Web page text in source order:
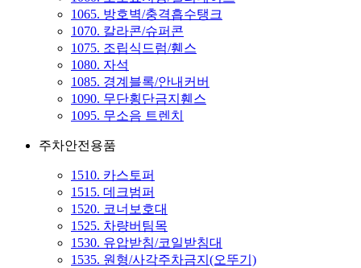
1065. 방호벽/충격흡수탱크
1070. 칼라콘/슈퍼콘
1075. 조립식드럼/휀스
1080. 자석
1085. 경계블록/안내커버
1090. 무단횡단금지휀스
1095. 무소음 트렌치
주차안전용품
1510. 카스토퍼
1515. 데크범퍼
1520. 코너보호대
1525. 차량버팀목
1530. 유압받침/코일받침대
1535. 원형/사각주차금지(오뚜기)